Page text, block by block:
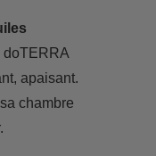
doTERRA
apaisant.
chambre